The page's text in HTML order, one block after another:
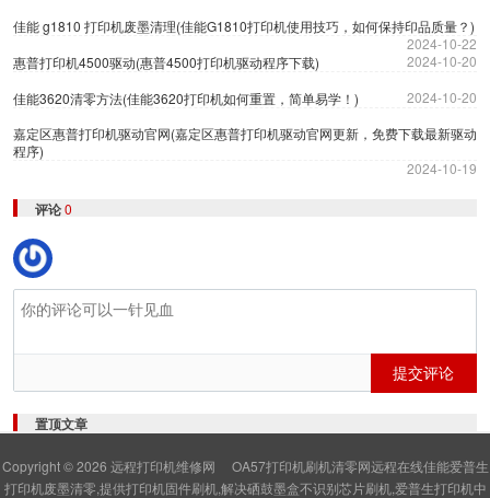
佳能 g1810 打印机废墨清理(佳能G1810打印机使用技巧，如何保持印品质量？)
2024-10-22
惠普打印机4500驱动(惠普4500打印机驱动程序下载)
2024-10-20
佳能3620清零方法(佳能3620打印机如何重置，简单易学！)
2024-10-20
嘉定区惠普打印机驱动官网(嘉定区惠普打印机驱动官网更新，免费下载最新驱动
程序)
2024-10-19
评论0
提交评论
置顶文章
Copyright © 2026 远程打印机维修网
OA57打印机刷机清零网远程在线佳能爱普生
打印机废墨清零,提供打印机固件刷机,解决硒鼓墨盒不识别芯片刷机,爱普生打印机中